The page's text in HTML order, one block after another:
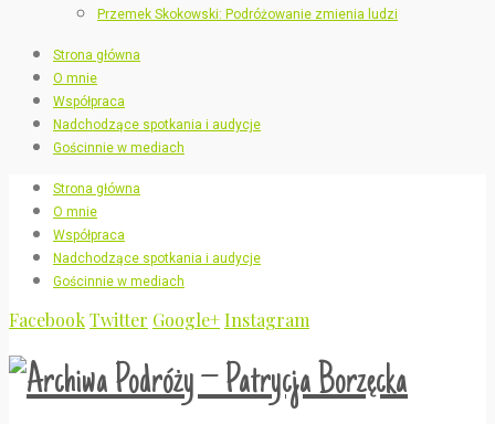
Przemek Skokowski: Podróżowanie zmienia ludzi
Strona główna
O mnie
Współpraca
Nadchodzące spotkania i audycje
Gościnnie w mediach
Strona główna
O mnie
Współpraca
Nadchodzące spotkania i audycje
Gościnnie w mediach
FacebookTwitter Google+Instagram